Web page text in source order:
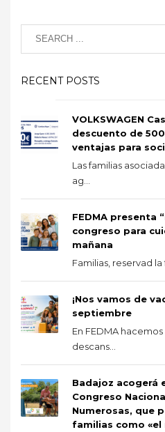
RECENT POSTS
VOLKSWAGEN
descuento de
ventajas para
Las familias
ag...
FEDMA presenta
congreso para
mañana
Familias, reservad la
¡Nos vamos de
septiembre
En FEDMA
descans...
Badajoz acogerá
Congreso
Numerosas, que
familias como «el